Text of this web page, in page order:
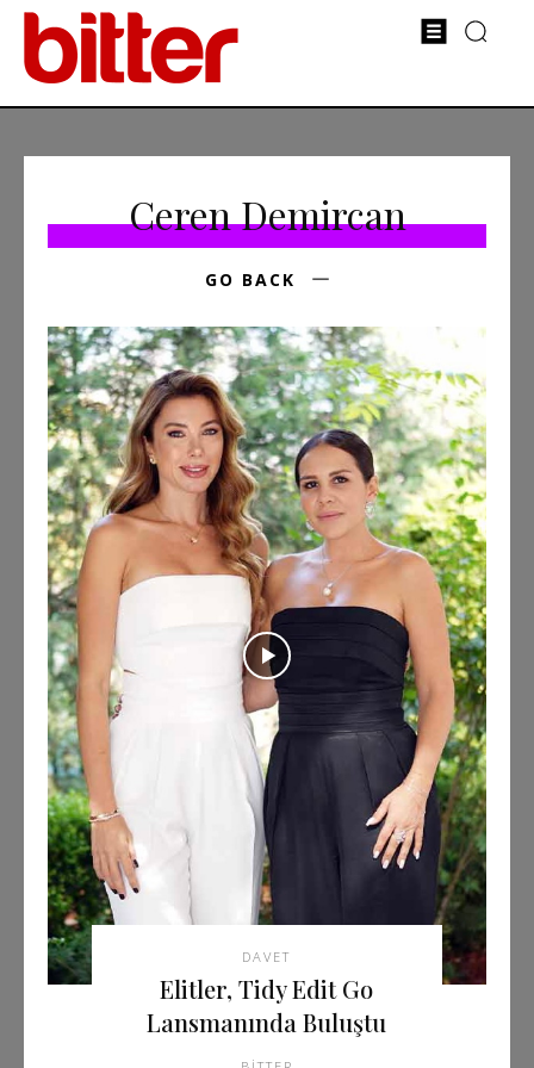
Ceren Demircan
GO BACK
DAVET
Elitler, Tidy Edit Go
Lansmanında Buluştu